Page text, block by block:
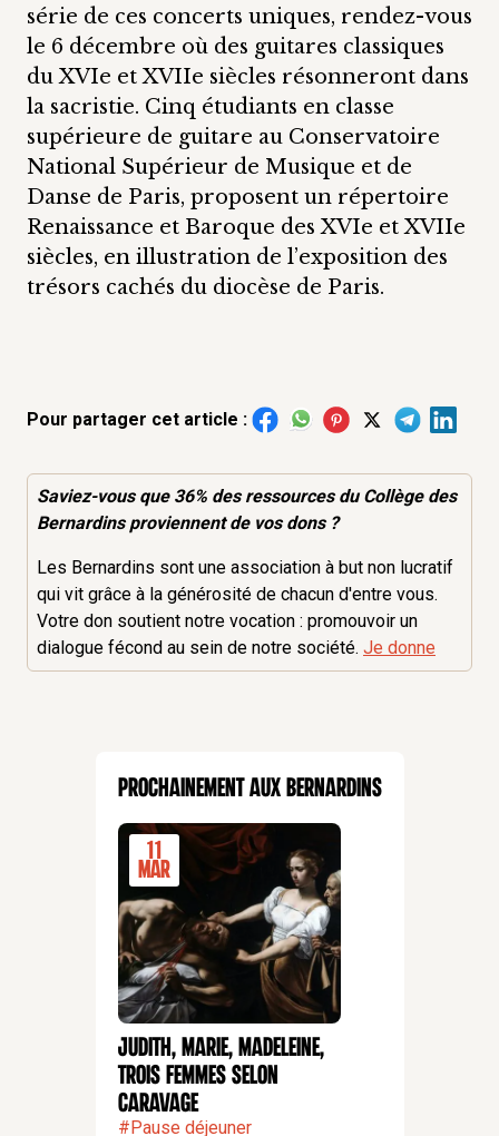
série de ces concerts uniques, rendez-vous
le 6 décembre où des guitares classiques
du XVIe et XVIIe siècles résonneront dans
la sacristie. Cinq étudiants en classe
supérieure de guitare au Conservatoire
National Supérieur de Musique et de
Danse de Paris, proposent un répertoire
Renaissance et Baroque des XVIe et XVIIe
siècles, en illustration de l’exposition des
trésors cachés du diocèse de Paris.
Pour partager cet article :
Saviez-vous que 36% desressourcesdu Collège des
Bernardins proviennent de vos dons ?
Les Bernardins sont une association à but non lucratif
qui vit grâce à la générosité de chacun d'entre vous.
Votre don soutient notre vocation : promouvoir un
dialogue fécond au sein de notre société. Je donne
Prochainement aux Bernardins
CONFÉRENCE
11
Mar
Judith, Marie, Madeleine,
trois femmes selon
Caravage
#Pause déjeuner